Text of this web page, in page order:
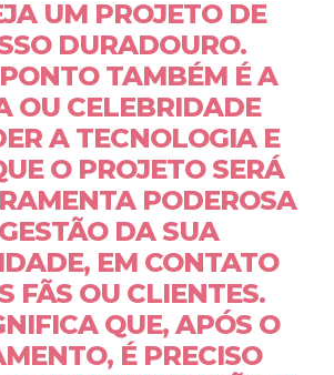
UM PROJETO DE
DURADOURO.
TAMBÉM É A
OU CELEBRIDADE
A TECNOLOGIA E
O PROJETO SERÁ
PODEROSA
DA SUA
EM CONTATO
FÃS OU CLIENTES.
QUE, APÓS O
É PRECISO